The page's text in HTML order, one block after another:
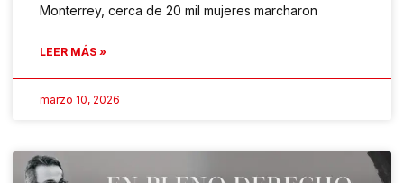
Monterrey, cerca de 20 mil mujeres marcharon
LEER MÁS »
marzo 10, 2026